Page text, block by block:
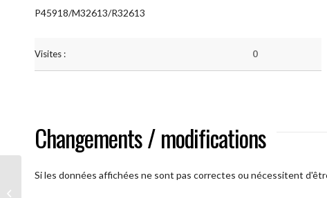
P45918/M32613/R32613
Visites : 0
Changements / modifications
Si les données affichées ne sont pas correctes ou nécessitent